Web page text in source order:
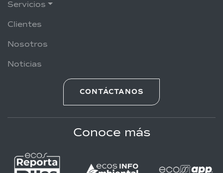
Servicios
Clientes
Nosotros
Noticias
CONTÁCTANOS
Conoce más